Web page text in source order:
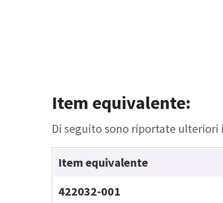
Item equivalente:
Di seguito sono riportate
Item equivalente
422032-001